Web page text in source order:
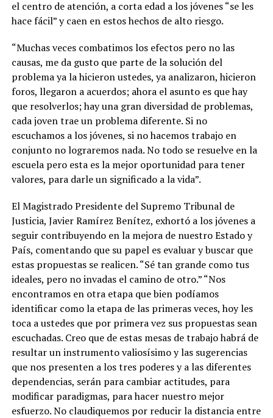
el centro de atención, a corta edad a los jóvenes “se les
hace fácil” y caen en estos hechos de alto riesgo.
“Muchas veces combatimos los efectos pero no las
causas, me da gusto que parte de la solución del
problema ya la hicieron ustedes, ya analizaron, hicieron
foros, llegaron a acuerdos; ahora el asunto es que hay
que resolverlos; hay una gran diversidad de problemas,
cada joven trae un problema diferente. Si no
escuchamos a los jóvenes, si no hacemos trabajo en
conjunto no lograremos nada. No todo se resuelve en la
escuela pero esta es la mejor oportunidad para tener
valores, para darle un significado a la vida”.
El Magistrado Presidente del Supremo Tribunal de
Justicia, Javier Ramírez Benítez, exhortó a los jóvenes a
seguir contribuyendo en la mejora de nuestro Estado y
País, comentando que su papel es evaluar y buscar que
estas propuestas se realicen. “Sé tan grande como tus
ideales, pero no invadas el camino de otro.” “Nos
encontramos en otra etapa que bien podíamos
identificar como la etapa de las primeras veces, hoy les
toca a ustedes que por primera vez sus propuestas sean
escuchadas. Creo que de estas mesas de trabajo habrá de
resultar un instrumento valiosísimo y las sugerencias
que nos presenten a los tres poderes y a las diferentes
dependencias, serán para cambiar actitudes, para
modificar paradigmas, para hacer nuestro mejor
esfuerzo. No claudiquemos por reducir la distancia entre